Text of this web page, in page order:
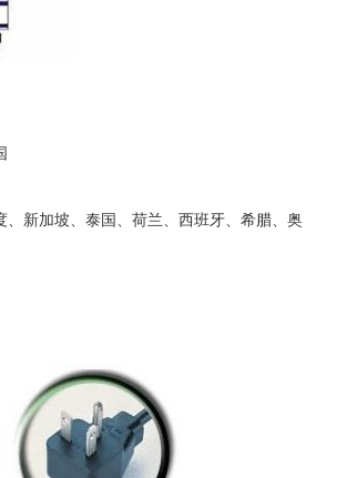
新加坡、泰国、荷兰、西班牙、希腊、奥